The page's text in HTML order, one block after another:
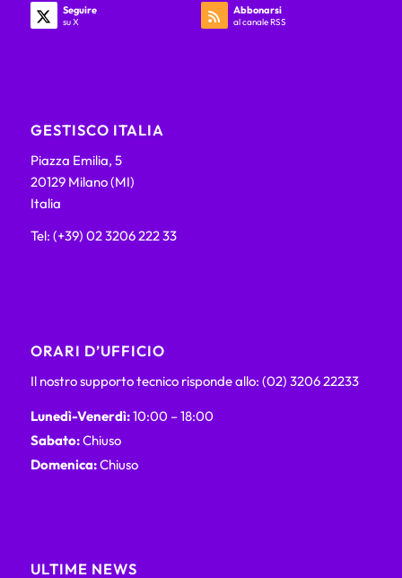
Seguire
su X
Abbonarsi
al canale RSS
GESTISCO ITALIA
Piazza Emilia, 5
20129 Milano (MI)
Italia
Tel: (+39) 02 3206 222 33
ORARI D’UFFICIO
Il nostro supporto tecnico risponde allo: (02) 3206 22233
Lunedì-Venerdì:10:00 – 18:00
Sabato:Chiuso
Domenica:Chiuso
ULTIME NEWS